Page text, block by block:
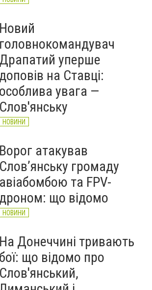
Новий
головнокомандувач
Драпатий уперше
доповів на Ставці:
особлива увага —
Слов'янську
НОВИНИ
Ворог атакував
Слов’янську громаду
авіабомбою та FPV-
дроном: що відомо
НОВИНИ
На Донеччині тривають
бої: що відомо про
Слов'янський,